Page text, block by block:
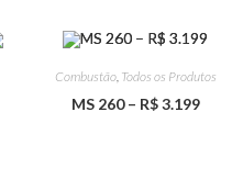
Combustão, Todos os Produtos
MS 260 – R$ 3.199